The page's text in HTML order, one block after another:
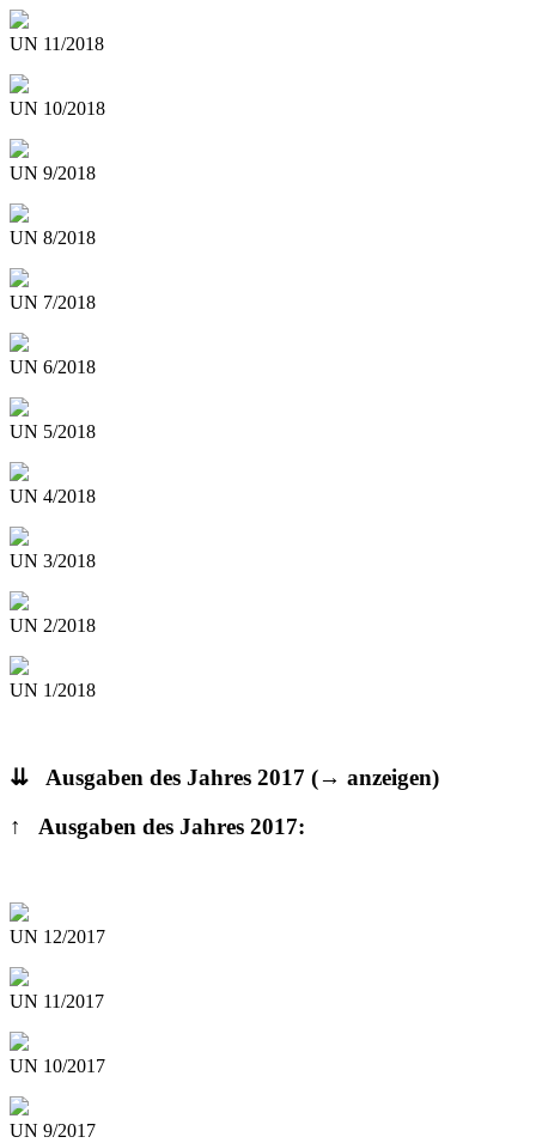
UN 11/2018
UN 10/2018
UN 9/2018
UN 8/2018
UN 7/2018
UN 6/2018
UN 5/2018
UN 4/2018
UN 3/2018
UN 2/2018
UN 1/2018
⇊ Ausgaben des Jahres 2017 (→ anzeigen)
↑ Ausgaben des Jahres 2017:
UN 12/2017
UN 11/2017
UN 10/2017
UN 9/2017